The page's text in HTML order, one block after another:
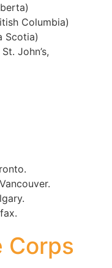
Columbia)
Scotia)
John’s,
Corps